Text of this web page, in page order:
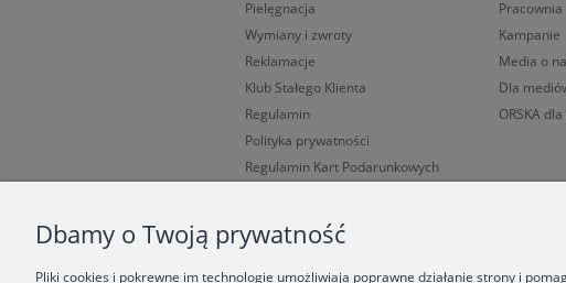
Pielęgnacja
Wymiany i zwroty
Reklamacje
Klub Stałego Klienta
Regulamin
Polityka prywatności
Regulamin Kart Podarunkowych
Pracownia
Kampanie
Media o
Dla
ORSKA
Dbamy o Twoją prywatność
Pliki cookies i pokrewne im technologie umożliwiają poprawne działanie strony i